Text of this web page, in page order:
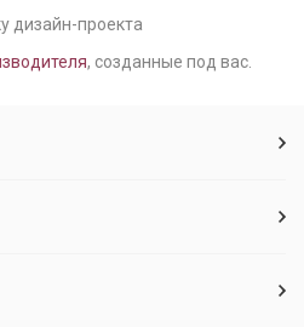
дизайн-проекта
, созданные под вас.